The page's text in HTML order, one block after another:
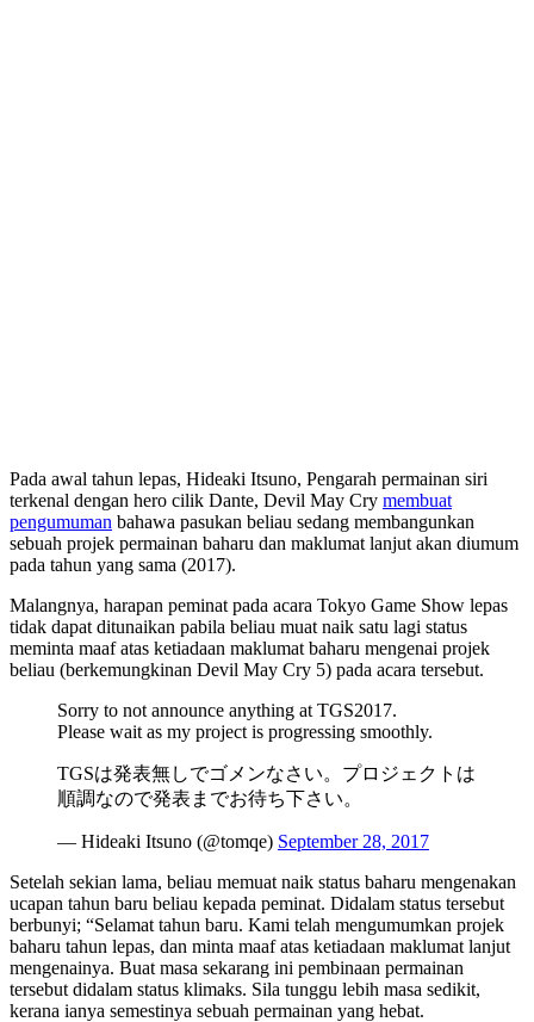
Pada awal tahun lepas, Hideaki Itsuno, Pengarah permainan siri
terkenal dengan hero cilik Dante, Devil May Cry membuat
pengumuman bahawa pasukan beliau sedang membangunkan
sebuah projek permainan baharu dan maklumat lanjut akan diumum
pada tahun yang sama (2017).
Malangnya, harapan peminat pada acara Tokyo Game Show lepas
tidak dapat ditunaikan pabila beliau muat naik satu lagi status
meminta maaf atas ketiadaan maklumat baharu mengenai projek
beliau (berkemungkinan Devil May Cry 5) pada acara tersebut.
Sorry to not announce anything at TGS2017.
Please wait as my project is progressing smoothly.
TGSは発表無しでゴメンなさい。プロジェクトは
順調なので発表までお待ち下さい。
— Hideaki Itsuno (@tomqe) September 28, 2017
Setelah sekian lama, beliau memuat naik status baharu mengenakan
ucapan tahun baru beliau kepada peminat. Didalam status tersebut
berbunyi; “Selamat tahun baru. Kami telah mengumumkan projek
baharu tahun lepas, dan minta maaf atas ketiadaan maklumat lanjut
mengenainya. Buat masa sekarang ini pembinaan permainan
tersebut didalam status klimaks. Sila tunggu lebih masa sedikit,
kerana ianya semestinya sebuah permainan yang hebat.